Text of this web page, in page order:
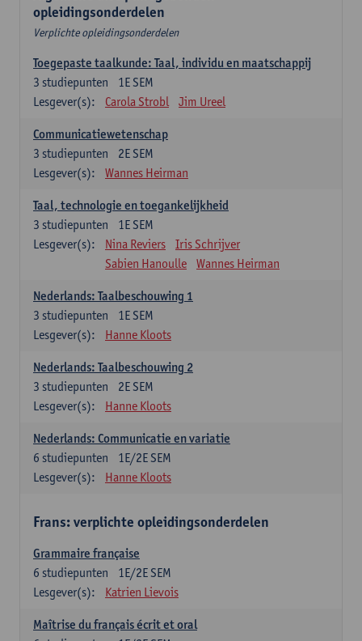
opleidingsonderdelen
Verplichte opleidingsonderdelen
Toegepaste taalkunde: Taal, individu en maatschappij
1E SEM
3 studiepunten
Lesgever(s):
Carola Strobl Jim Ureel
Communicatiewetenschap
2E SEM
3 studiepunten
Lesgever(s):
Wannes Heirman
Taal, technologie en toegankelijkheid
1E SEM
3 studiepunten
Lesgever(s):
Nina Reviers
Iris Schrijver
Sabien Hanoulle
Wannes Heirman
Nederlands: Taalbeschouwing 1
1E SEM
3 studiepunten
Lesgever(s):
Hanne Kloots
Nederlands: Taalbeschouwing 2
2E SEM
3 studiepunten
Lesgever(s):
Hanne Kloots
Nederlands: Communicatie en variatie
1E/2E SEM
6 studiepunten
Lesgever(s):
Hanne Kloots
Frans: verplichte opleidingsonderdelen
Grammaire française
1E/2E SEM
6 studiepunten
Lesgever(s):
Katrien Lievois
Maîtrise du français écrit et oral